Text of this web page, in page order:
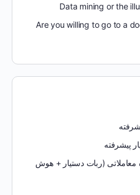
Data mining or the
Are you willing to go to a
پیشرفته
معاملاتی (ربات دستیار + هوش